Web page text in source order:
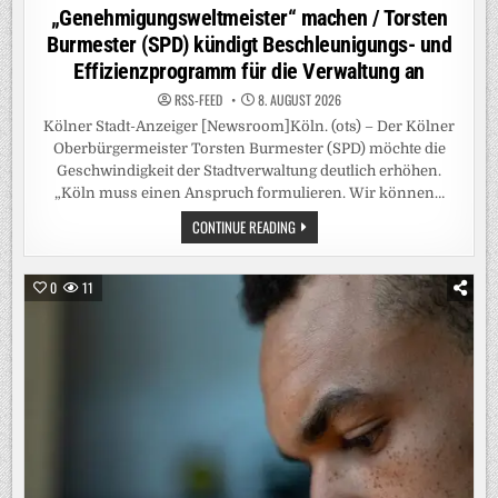
„Genehmigungsweltmeister“ machen / Torsten
Burmester (SPD) kündigt Beschleunigungs- und
Effizienzprogramm für die Verwaltung an
RSS-FEED 8. AUGUST 2026
Kölner Stadt-Anzeiger [Newsroom]Köln. (ots) – Der Kölner
Oberbürgermeister Torsten Burmester (SPD) möchte die
Geschwindigkeit der Stadtverwaltung deutlich erhöhen.
„Köln muss einen Anspruch formulieren. Wir können…
CONTINUE READINGKÖLNER
OB
WILL
SEINE
STADT
ZUM
„GENEHMIGUNGSWELTMEISTER“
MACHEN
/
TORSTEN
BURMESTER
(SPD)
KÜNDIGT
BESCHLEUNIGUNGS-
UND
EFFIZIENZPROGRAMM
FÜR
DIE
VERWALTUNG
0 11